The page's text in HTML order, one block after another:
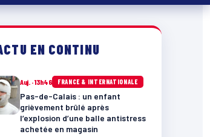
EN CONTINU
Auj. · 13h46 FRANCE & INTERNATIONALE
Pas-de-Calais : un enfant
grièvement brûlé après
l’explosion d’une balle antistress
achetée en magasin